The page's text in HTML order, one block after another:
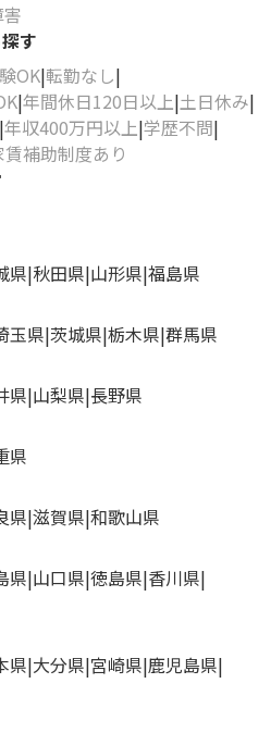
す
OK 転勤なし
年間休日120日以上 土日休み
年収400万円以上 学歴不問
補助制度あり
県 秋田県 山形県 福島県
玉県 茨城県 栃木県 群馬県
県 山梨県 長野県
県
県 滋賀県 和歌山県
県 山口県 徳島県 香川県
県 大分県 宮崎県 鹿児島県